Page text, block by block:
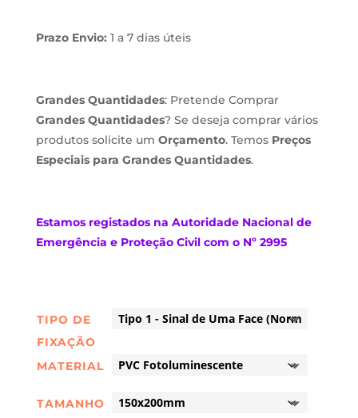
Prazo Envio: 1 a 7 dias úteis
Grandes Quantidades: Pretende Comprar
Grandes Quantidades? Se deseja comprar vários
produtos solicite um Orçamento. Temos Preços
Especiais para Grandes Quantidades.
Estamosregistados na Autoridade Nacional de
Emergência e Proteção Civil com o Nº 2995
TIPO DE
FIXAÇÃO
MATERIAL
TAMANHO